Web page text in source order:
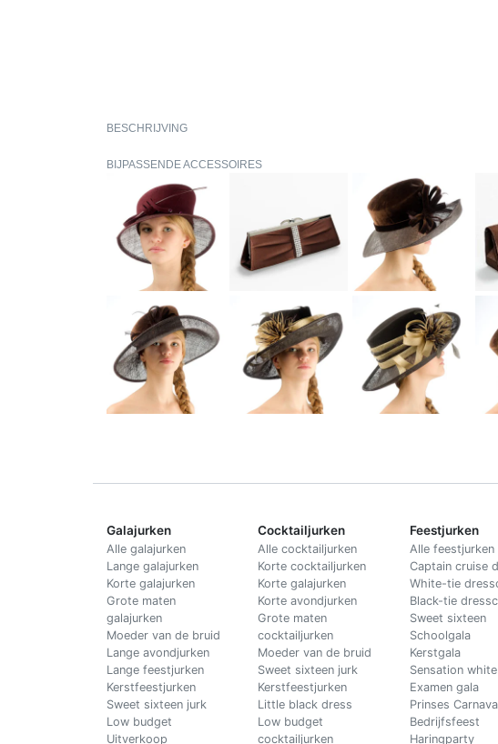
BESCHRIJVING
BIJPASSENDE ACCESSOIRES
Galajurken
Alle galajurken
Lange galajurken
Korte galajurken
Grote maten
galajurken
Moeder van de bruid
Lange avondjurken
Lange feestjurken
Kerstfeestjurken
Sweet sixteen jurk
Low budget
Uitverkoop
Cocktailjurken
Alle cocktailjurken
Korte cocktailjurken
Korte galajurken
Korte avondjurken
Grote maten
cocktailjurken
Moeder van de bruid
Sweet sixteen jurk
Kerstfeestjurken
Little black dress
Low budget
cocktailjurken
Feestjurken
Alle feestjurken
Captain cruise
White-tie
Black-tie
Sweet sixteen
Schoolgala
Kerstgala
Sensation white
Examen gala
Prinses
Bedrijfsfeest
Haringparty